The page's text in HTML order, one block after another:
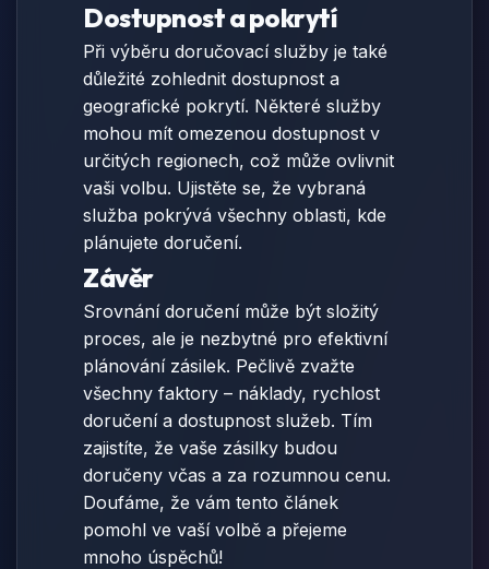
Dostupnost a pokrytí
Při výběru doručovací služby je také
důležité zohlednit dostupnost a
geografické pokrytí. Některé služby
mohou mít omezenou dostupnost v
určitých regionech, což může ovlivnit
vaši volbu. Ujistěte se, že vybraná
služba pokrývá všechny oblasti, kde
plánujete doručení.
Závěr
Srovnání doručení může být složitý
proces, ale je nezbytné pro efektivní
plánování zásilek. Pečlivě zvažte
všechny faktory – náklady, rychlost
doručení a dostupnost služeb. Tím
zajistíte, že vaše zásilky budou
doručeny včas a za rozumnou cenu.
Doufáme, že vám tento článek
pomohl ve vaší volbě a přejeme
mnoho úspěchů!